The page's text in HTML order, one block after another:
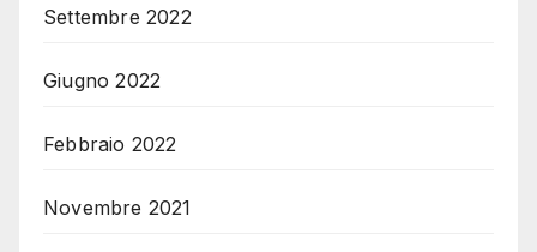
Settembre 2022
Giugno 2022
Febbraio 2022
Novembre 2021